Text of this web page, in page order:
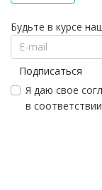
Будьте в курсе
Подписаться
Я даю свое
в